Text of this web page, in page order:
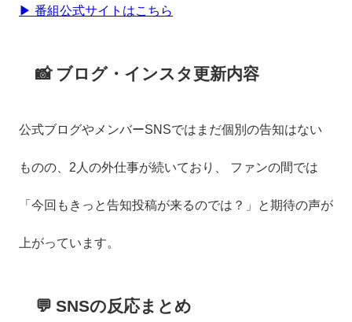
▶ 番組公式サイトはこちら
📸 ブログ・インスタ更新内容
公式ブログやメンバーSNSではまだ個別の告知はない
ものの、2人の外仕事が続いており、 ファンの間では
「今回もきっと告知投稿が来るのでは？」と期待の声が
上がっています。
💬 SNSの反応まとめ